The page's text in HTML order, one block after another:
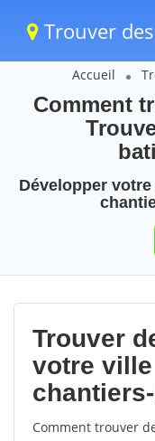
Trouver
Accueil
Comment
Développer
Trouver
votre
Comment trouver